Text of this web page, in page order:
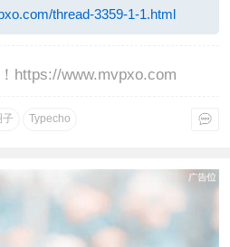
thread-3359-1-1.html
https://www.mvpxo.com
子 Typecho